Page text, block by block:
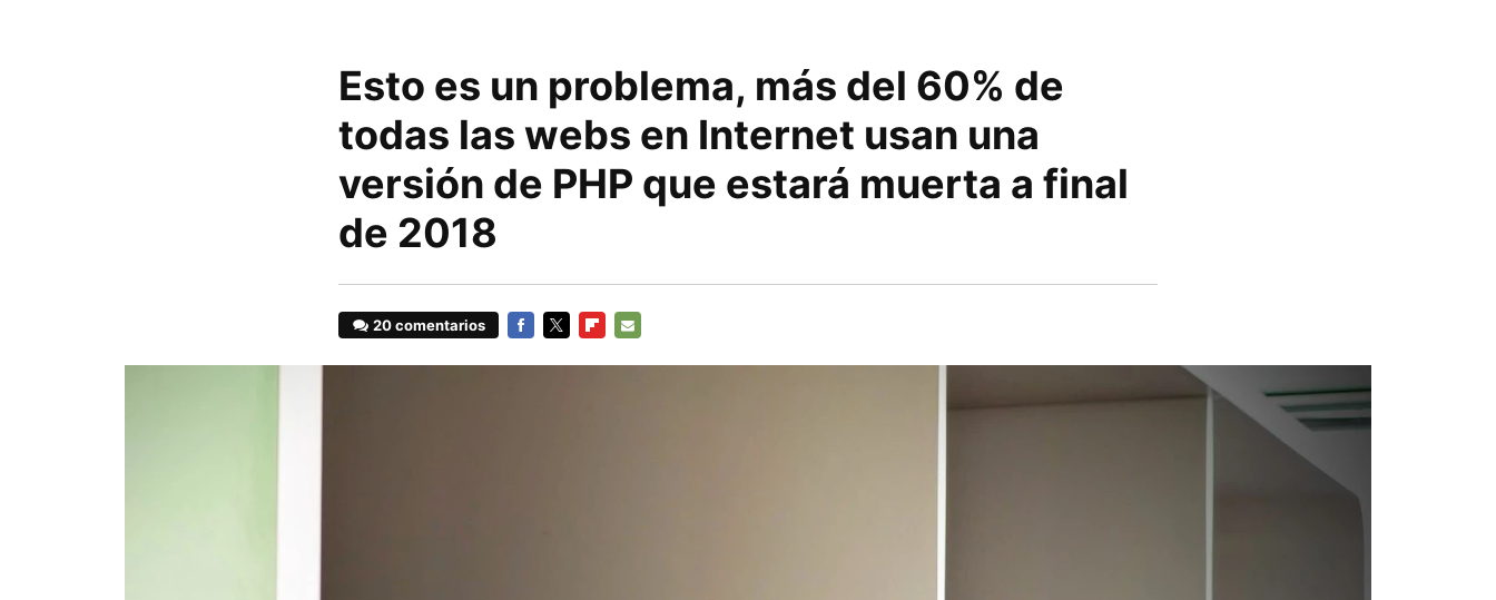
Esto es un problema, más del 60% de
todas las webs en Internet usan una
versión de PHP que estará muerta a final
de 2018
20 comentarios